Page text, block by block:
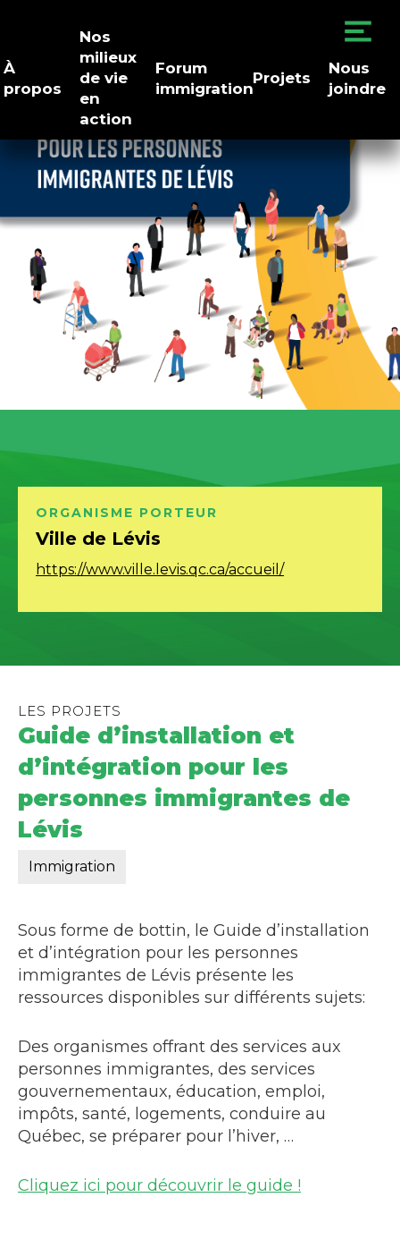
À
propos
Nos
milieux
de vie
en
action
Forum
immigration
Projets
Nous
joindre
ORGANISME PORTEUR
Ville de Lévis
https://www.ville.levis.qc.ca/accueil/
LES PROJETS
Guide d’installation et
d’intégration pour les
personnes immigrantes de
Lévis
Immigration
Sous forme de bottin, le Guide d’installation
et d’intégration pour les personnes
immigrantes de Lévis présente les
ressources disponibles sur différents sujets:
Des organismes offrant des services aux
personnes immigrantes, des services
gouvernementaux, éducation, emploi,
impôts, santé, logements, conduire au
Québec, se préparer pour l’hiver, …
Cliquez ici pour découvrir le guide !